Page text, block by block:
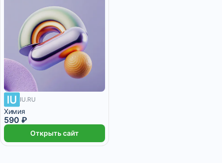
IU.RU
Химия
590 ₽
Открыть сайт